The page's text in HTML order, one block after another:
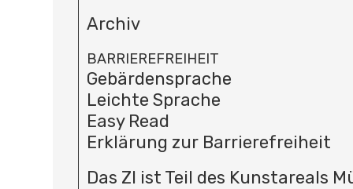
Archiv
BARRIEREFREIHEIT
Gebärdensprache
Leichte Sprache
Easy Read
Erklärung zur Barrierefreiheit
Das ZI ist Teil des Kunstareals